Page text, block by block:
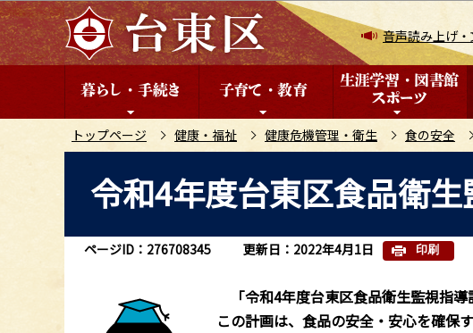
こ
の
ペ
音声読み上げ
トップページ 健康・福祉 健康危機管理・衛生 食の安全
こ
令和4年度台東区食品衛
ページID：276708345 更新日：2022年4月1日 印刷
「令和4年度台東区食品衛生監視指導
この計画は、食品の安全・安心を確保